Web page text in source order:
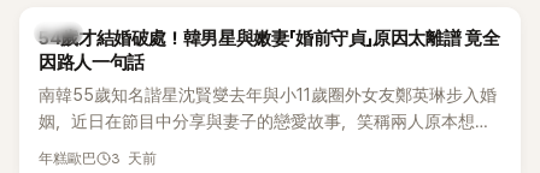
韓星
54歲才結婚破處！韓男星與嫩妻「婚前守貞」原因太離譜 竟全
因路人一句話
南韓55歲知名諧星沈賢燮去年與小11歲圈外女友鄭英琳步入婚
姻，近日在節目中分享與妻子的戀愛故事，笑稱兩人原本想享
受兩人世界，沒想到站在飯店門口時竟被路人認出，還一路替
年糕歐巴 3 天前